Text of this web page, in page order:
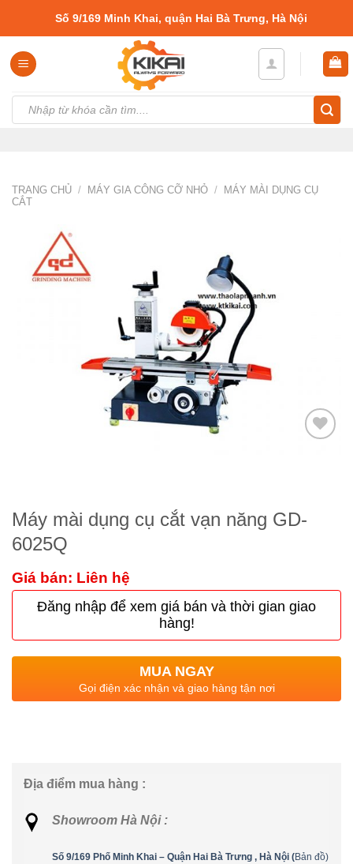
content
Số 9/169 Minh Khai, quận Hai Bà Trưng, Hà Nội
kiếm:
TRANG CHỦ / MÁY GIA CÔNG CỠ NHỎ /
MÁY MÀI DỤNG CỤ
CẮT
Máy mài dụng cụ cắt vạn năng GD-
6025Q
Giá bán: Liên hệ
Đăng nhập để xem giá bán và thời gian giao
hàng!
MUA NGAY
Gọi điện xác nhận và giao hàng tận nơi
Địa điểm mua hàng :
Showroom Hà Nội :
Số 9/169 Phố Minh Khai – Quận Hai Bà Trưng , Hà Nội (Bản đồ)